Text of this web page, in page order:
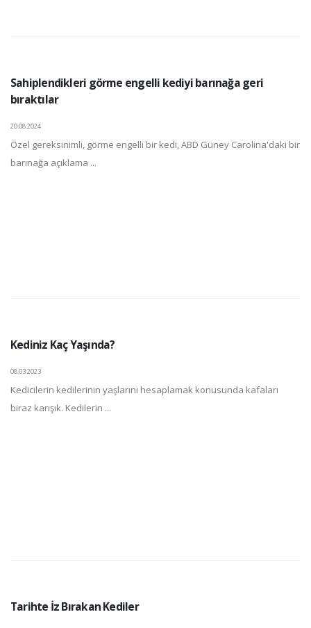
Sahiplendikleri görme engelli kediyi barınağa geri
bıraktılar
20.08.2024
Özel gereksinimli, görme engelli bir kedi, ABD Güney Carolina'daki bir
barınağa açıklama ...
Kediniz Kaç Yaşında?
08.03.2023
Kedicilerin kedilerinin yaşlarını hesaplamak konusunda kafaları
biraz karışık. Kedilerin ...
Tarihte İz Bırakan Kediler